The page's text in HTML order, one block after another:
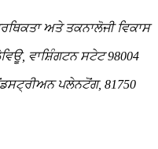
ਅਤੇ ਤਕਨਾਲੋਜੀ ਵਿਕਾਸ
ਵਾਸ਼ਿੰਗਟਨ ਸਟੇਟ 98004
ਪਲੇਨਟੋਂਗ, 81750